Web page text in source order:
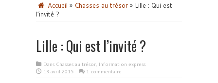
Accueil » Chasses au trésor » Lille : Qui est
l’invité ?
Lille : Qui est l’invité ?
Dans Chasses au trésor, Information express
13 avril 2015
1 commentaire